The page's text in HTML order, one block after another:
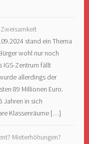
stand ein Thema
wohl nur noch
IGS-Zentrum fällt
allerdings der
89 Millionen Euro.
Jahren in sich
Klassenräume […]
Mieterhöhungen?